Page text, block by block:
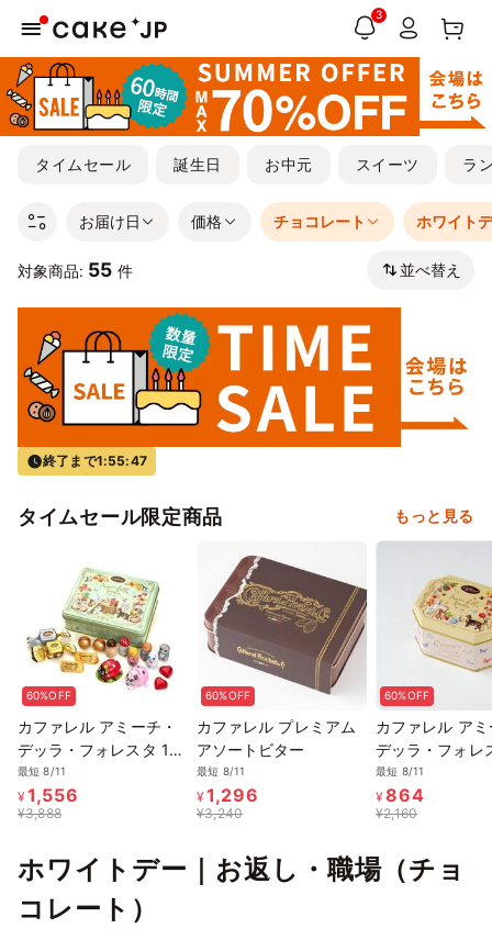
3
タイムセール 誕生日 お中元 スイーツ ラ
お届け日 価格 チョコレート ホワイト
対象商品: 55 件 並べ替え
終了まで1:55:46
タイムセール限定商品 もっと見る
60%OFF
カファレル アミーチ・
デッラ・フォレスタ 16
粒
最短 8/11
¥1,556
¥3,888
60%OFF
カファレル プレミアム
アソートビター
最短 8/11
¥1,296
¥3,240
60%OFF
カファレル ア
デッラ・フォレ
最短 8/11
¥864
¥2,160
ホワイトデー｜お返し・職場（チョ
コレート）